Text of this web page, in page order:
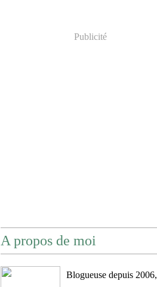
Publicité
A propos de moi
Blogueuse depuis 2006,